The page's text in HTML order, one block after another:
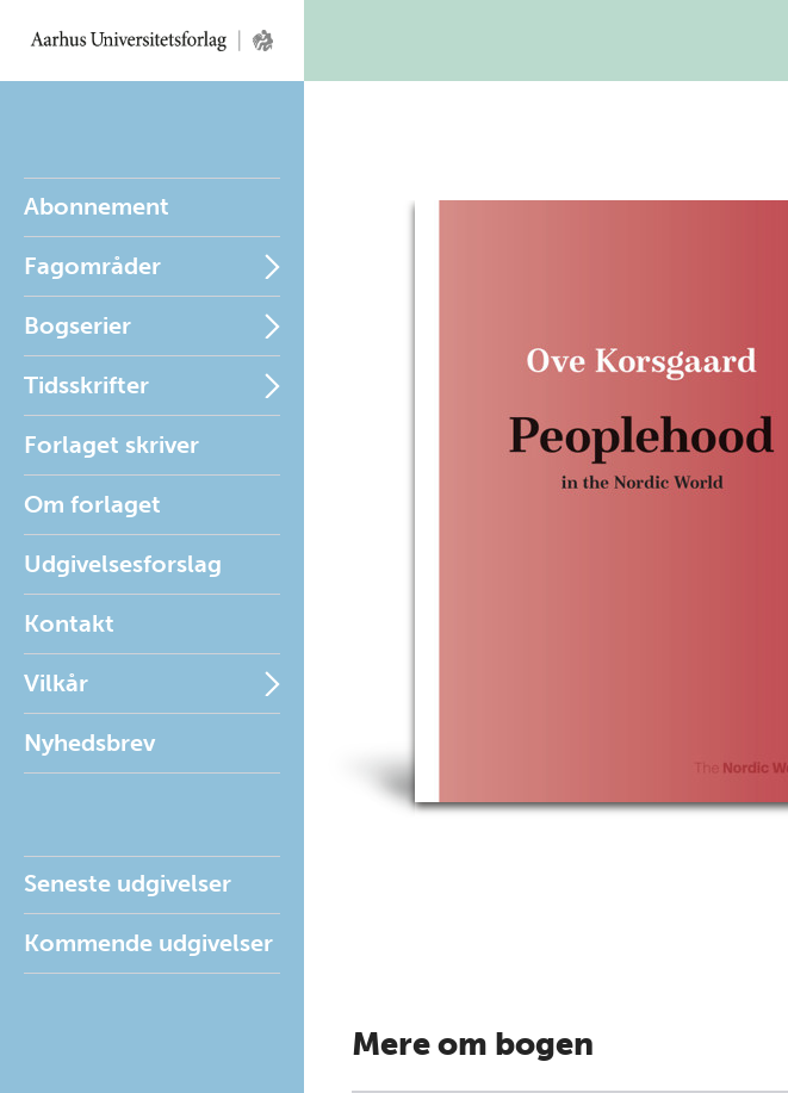
Abonnement
Fagområder
Bogserier
Tidsskrifter
Forlaget skriver
Om forlaget
Udgivelsesforslag
Kontakt
Vilkår
Nyhedsbrev
Seneste udgivelser
Kommende udgivelser
Mere om bogen